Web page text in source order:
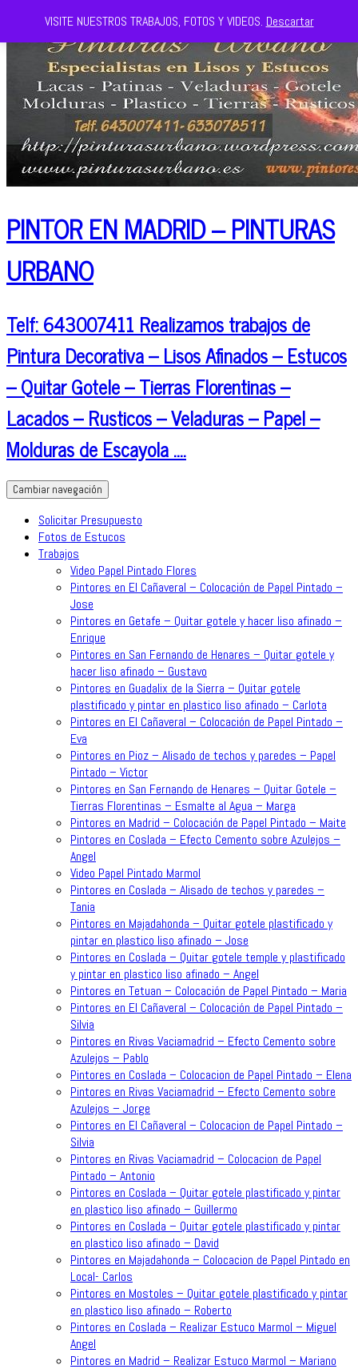
PINTOR EN MADRID – PINTURAS
URBANO
Telf: 643007411 Realizamos trabajos de
Pintura Decorativa – Lisos Afinados – Estucos
– Quitar Gotele – Tierras Florentinas –
Lacados – Rusticos – Veladuras – Papel –
Molduras de Escayola ….
Cambiar navegación
Solicitar Presupuesto
Fotos de Estucos
Trabajos
Video Papel Pintado Flores
Pintores en El Cañaveral – Colocación de Papel Pintado –
Jose
Pintores en Getafe – Quitar gotele y hacer liso afinado –
Enrique
Pintores en San Fernando de Henares – Quitar gotele y
hacer liso afinado – Gustavo
Pintores en Guadalix de la Sierra – Quitar gotele
plastificado y pintar en plastico liso afinado – Carlota
Pintores en El Cañaveral – Colocación de Papel Pintado –
Eva
Pintores en Pioz – Alisado de techos y paredes – Papel
Pintado – Victor
Pintores en San Fernando de Henares – Quitar Gotele –
Tierras Florentinas – Esmalte al Agua – Marga
Pintores en Madrid – Colocación de Papel Pintado – Maite
Pintores en Coslada – Efecto Cemento sobre Azulejos –
Angel
Video Papel Pintado Marmol
Pintores en Coslada – Alisado de techos y paredes –
Tania
Pintores en Majadahonda – Quitar gotele plastificado y
pintar en plastico liso afinado – Jose
Pintores en Coslada – Quitar gotele temple y plastificado
y pintar en plastico liso afinado – Angel
Pintores en Tetuan – Colocación de Papel Pintado – Maria
Pintores en El Cañaveral – Colocación de Papel Pintado –
Silvia
Pintores en Rivas Vaciamadrid – Efecto Cemento sobre
Azulejos – Pablo
Pintores en Coslada – Colocacion de Papel Pintado – Elena
Pintores en Rivas Vaciamadrid – Efecto Cemento sobre
Azulejos – Jorge
Pintores en El Cañaveral – Colocacion de Papel Pintado –
Silvia
Pintores en Rivas Vaciamadrid – Colocacion de Papel
Pintado – Antonio
Pintores en Coslada – Quitar gotele plastificado y pintar
en plastico liso afinado – Guillermo
Pintores en Coslada – Quitar gotele plastificado y pintar
en plastico liso afinado – David
Pintores en Majadahonda – Colocacion de Papel Pintado en
Local- Carlos
Pintores en Mostoles – Quitar gotele plastificado y pintar
en plastico liso afinado – Roberto
Pintores en Coslada – Realizar Estuco Marmol – Miguel
Angel
Pintores en Madrid – Realizar Estuco Marmol – Mariano
VISITE NUESTROS TRABAJOS, FOTOS Y VIDEOS. Descartar